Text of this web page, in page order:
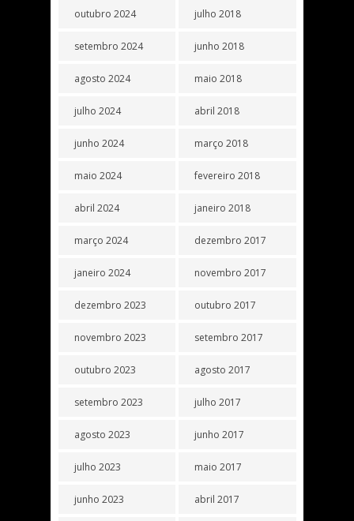
outubro 2024
setembro 2024
agosto 2024
julho 2024
junho 2024
maio 2024
abril 2024
março 2024
janeiro 2024
dezembro 2023
novembro 2023
outubro 2023
setembro 2023
agosto 2023
julho 2023
junho 2023
julho 2018
junho 2018
maio 2018
abril 2018
março 2018
fevereiro 2018
janeiro 2018
dezembro 2017
novembro 2017
outubro 2017
setembro 2017
agosto 2017
julho 2017
junho 2017
maio 2017
abril 2017